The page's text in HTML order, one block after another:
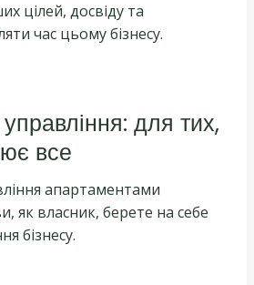
цілей, досвіду та
час цьому бізнесу.
для тих,
все
апартаментами
як власник, берете на себе
бізнесу.